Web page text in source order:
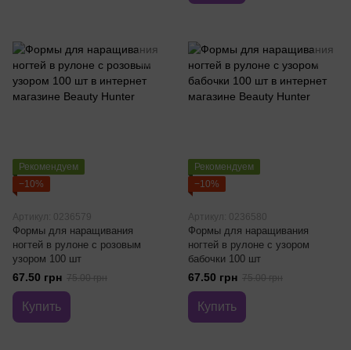
Рекомендуем
−10%
Артикул: 0236579
Формы для наращивания
ногтей в рулоне с розовым
узором 100 шт
67.50 грн 75.00 грн
Купить
Рекомендуем
−10%
Артикул: 0236580
Формы для наращивания
ногтей в рулоне с узором
бабочки 100 шт
67.50 грн 75.00 грн
Купить